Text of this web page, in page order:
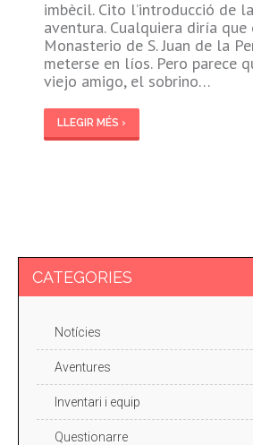
imbècil. Cito l’introducció de
aventura. Cualquiera diría que
Monasterio de S. Juan de la
meterse en líos. Pero parece
viejo amigo, el sobrino…
LLEGIR MÉS ›
CATEGORIES
Notícies
Aventures
Inventari i equip
Questionarre